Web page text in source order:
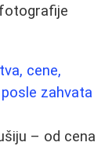
cene,
zahvata
– od cena